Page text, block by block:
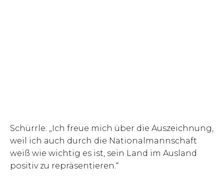
Schürrle: „Ich freue mich über die Auszeichnung,
weil ich auch durch die Nationalmannschaft
weiß wie wichtig es ist, sein Land im Ausland
positiv zu repräsentieren.“